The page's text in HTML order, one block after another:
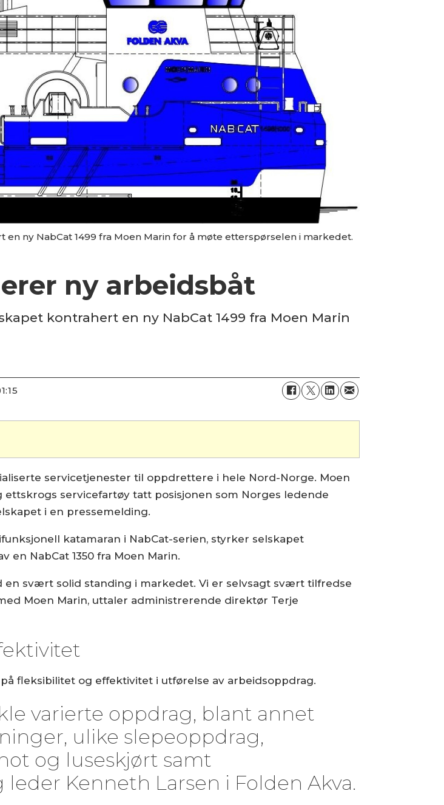
ny NabCat 1499 fra Moen Marin for å møte etterspørselen i markedet.
ny arbeidsbåt
kontrahert en ny NabCat 1499 fra Moen Marin
servicetjenester til oppdrettere i hele Nord-Norge. Moen
servicefartøy tatt posisjonen som Norges ledende
i en pressemelding.
katamaran i NabCat-serien, styrker selskapet
en NabCat 1350 fra Moen Marin.
svært solid standing i markedet. Vi er selvsagt svært tilfredse
Moen Marin, uttaler administrerende direktør Terje
fleksibilitet og effektivitet i utførelse av arbeidsoppdrag.
varierte oppdrag, blant annet
ulike slepeoppdrag,
og luseskjørt samt
Kenneth Larsen i Folden Akva.